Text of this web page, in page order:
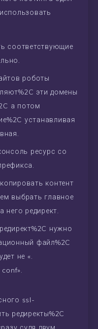
соответствующие
роботы
эти домены
а потом
устанавливая
ресурс со
контент
выбрать главное
него редирект.
нужно
файл%2C
не «.
ssl-
редиректы%2C